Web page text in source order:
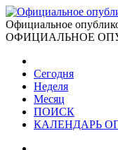
Официальное
ОФИЦИАЛЬНОЕ
Сегодня
Неделя
Месяц
ПОИСК
КАЛЕНДАРЬ